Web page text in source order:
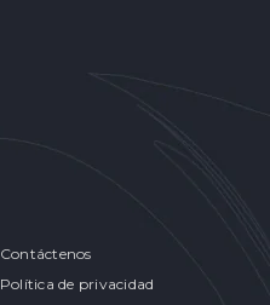
Contáctenos
Política de privacidad